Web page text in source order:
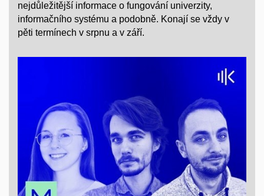
nejdůležitější informace o fungování univerzity,
informačního systému a podobně. Konají se vždy v
pěti termínech v srpnu a v září.